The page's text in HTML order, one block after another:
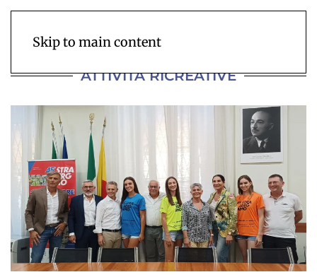
Skip to main content
ATTIVITÀ RICREATIVE